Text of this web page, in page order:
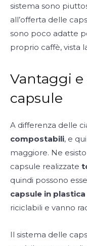
sistema sono
all’offerta delle
sono poco adatte
proprio caffè, vista
Vantaggi
capsule
A differenza delle
compostabili, e
maggiore. Ne
capsule realizzate
quindi possono
capsule in
riciclabili e vanno
Il sistema delle